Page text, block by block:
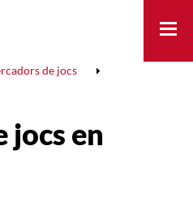
de jocs
jocs en